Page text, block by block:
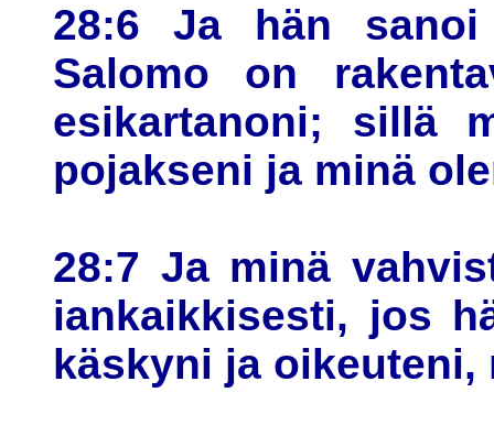
28:6 Ja hän
Salomo on
esikartanoni; sillä
pojakseni ja minä
28:7 Ja minä
iankaikkisesti, jos
käskyni ja